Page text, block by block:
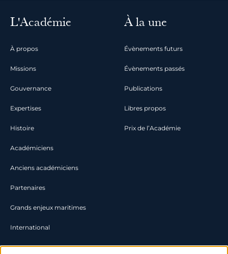
L'Académie
À propos
Missions
Gouvernance
Expertises
Histoire
Académiciens
Anciens académiciens
Partenaires
Grands enjeux maritimes
International
À la une
Évènements futurs
Évènements passés
Publications
Libres propos
Prix de l’Académie